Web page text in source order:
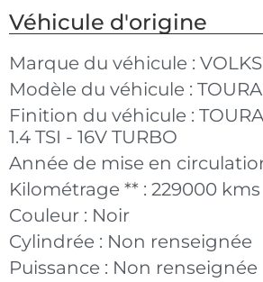
Véhicule d'origine
Marque du véhicule :
Modèle du véhicule :
Finition du véhicule :
1.4 TSI - 16V TURBO
Année de mise en
Kilométrage ** : 229000 kms
Couleur : Noir
Cylindrée : Non renseignée
Puissance : Non renseignée